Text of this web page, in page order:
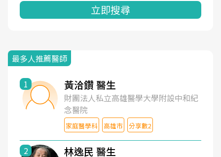
立即搜尋
最多人推薦醫師
1 黃洽鑽 醫生
財團法人私立高雄醫學大學附設中和紀
念醫院
家庭醫學科 高雄市 分享數2
2 林逸民 醫生